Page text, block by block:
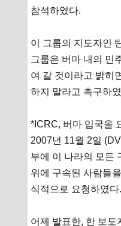
참석하였다.
이 그룹의 지도자인
그룹은 버마 내의 민
여 갈 것이라고 밝히
하지 말라고 촉구하
*ICRC, 버마 입국을
2007년 11월 2일
부에 이 나라의 모든
위에 구속된 사람들
식적으로 요청하였다.
어제 발표한, 한 보도